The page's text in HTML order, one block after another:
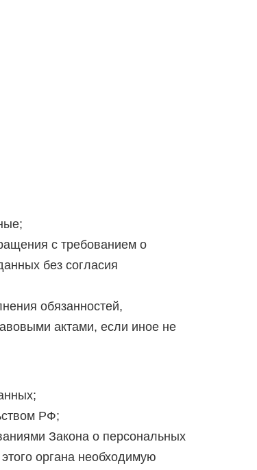
с требованием о
без согласия
обязанностей,
актами, если иное не
РФ;
Закона о персональных
органа необходимую